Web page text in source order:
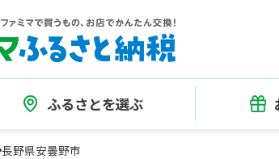
ふるさとを選ぶ
長野県安曇野市